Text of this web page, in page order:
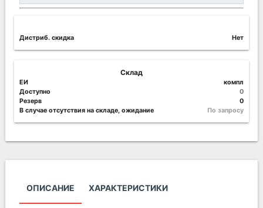
Дистриб. скидка Нет
Склад
ЕИ
компл
Доступно
0
Резерв
0
В случае отсутствия на складе, ожидание
По запросу
ОПИСАНИЕ ХАРАКТЕРИСТИКИ